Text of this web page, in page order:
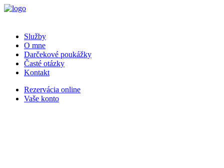
Služby
O mne
Darčekové poukážky
Časté otázky
Kontakt
Rezervácia online
Vaše konto